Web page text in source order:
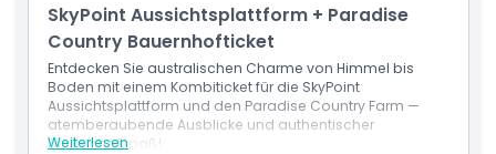
SkyPoint Aussichtsplattform + Paradise
Country Bauernhofticket
Entdecken Sie australischen Charme von Himmel bis
Boden mit einem Kombiticket für die SkyPoint
Aussichtsplattform und den Paradise Country Farm —
atemberaubende Ausblicke und authentischer
Bauernhofspaß!
Weiterlesen